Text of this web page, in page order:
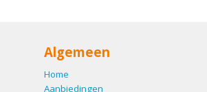
Algemeen
Home
Aanbiedingen